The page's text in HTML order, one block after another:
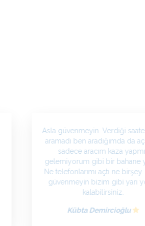
Asla güvenmeyin. Verdiği
aramadı ben aradığımda da
sadece aracım kaza
gelemiyorum gibi bir bahane
Ne telefonlarımı açtı ne birşey.
güvenmeyin bizim gibi yarı
kalabilirsiniz.
Kübta Demircioğlu